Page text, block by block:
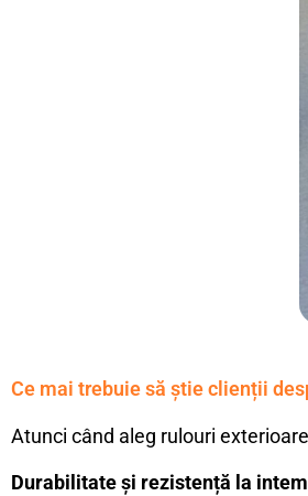
Ce mai trebuie să știe clienții
Atunci când aleg rulouri
Durabilitate și rezistență la